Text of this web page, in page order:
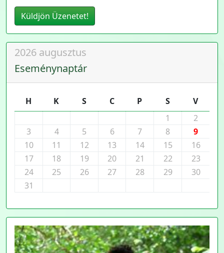
Küldjön Üzenetet!
2026 augusztus
Eseménynaptár
H K S C P S
V
1
2
3
4 5 6 7 8
9
10
11 12 13 14 15
16
17
18 19 20 21 22
23
24
25 26 27 28 29
30
31